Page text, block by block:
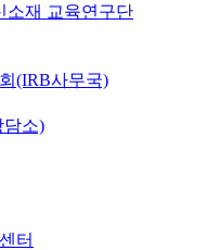
소재 교육연구단
(IRB사무국)
담소)
터